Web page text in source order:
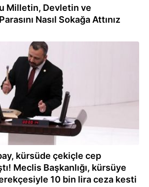
Milletin, Devletin ve
Nasıl Sokağa Attınız
kürsüde çekiçle cep
Meclis Başkanlığı, kürsüye
10 bin lira ceza kesti